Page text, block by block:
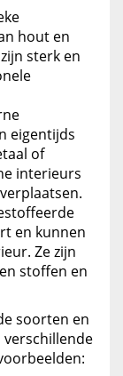
hout en
sterk en
eigentijds
of
interieurs
en kunnen
Ze zijn
stoffen en
soorten en